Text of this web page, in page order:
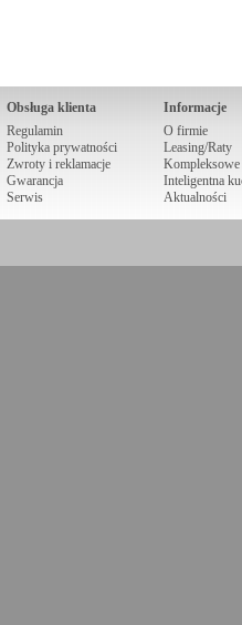
Obsługa klienta
Regulamin
Polityka prywatności
Zwroty i reklamacje
Gwarancja
Serwis
Informacje
O firmie
Leasing/Raty
Kompleksowe
Inteligentna
Aktualności